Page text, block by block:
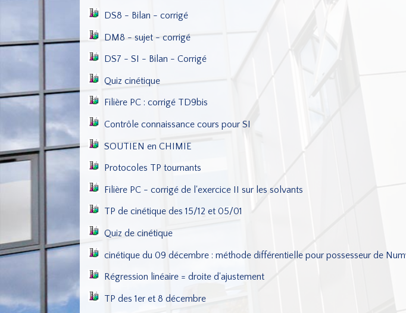
DS8 - Bilan - corrigé
DM8 - sujet - corrigé
DS7 - SI - Bilan - Corrigé
Quiz cinétique
Filière PC : corrigé TD9bis
Contrôle connaissance cours pour SI
SOUTIEN en CHIMIE
Protocoles TP tournants
Filière PC - corrigé de l'exercice II sur les solvants
TP de cinétique des 15/12 et 05/01
Quiz de cinétique
cinétique du 09 décembre : méthode différentielle pour possesseur de
Régression linéaire = droite d'ajustement
TP des 1er et 8 décembre